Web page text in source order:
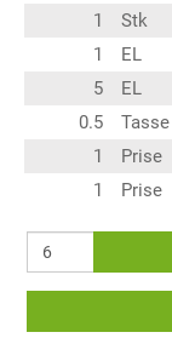
1
Stk
1
EL
5
EL
0.5
Tasse
1
Prise
1
Prise